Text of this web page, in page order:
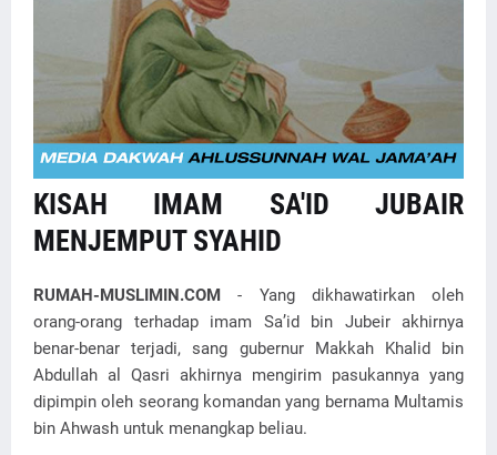
KISAH IMAM SA'ID JUBAIR
MENJEMPUT SYAHID
RUMAH-MUSLIMIN.COM - Yang dikhawatirkan oleh
orang-orang terhadap imam Sa’id bin Jubeir akhirnya
benar-benar terjadi, sang gubernur Makkah Khalid bin
Abdullah al Qasri akhirnya mengirim pasukannya yang
dipimpin oleh seorang komandan yang bernama Multamis
bin Ahwash untuk menangkap beliau.